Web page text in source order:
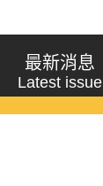
最新消息
Latest issue